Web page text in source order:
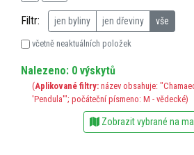
Filtr: jen byliny jen dřeviny vše
včetně neaktuálních položek
Nalezeno: 0 výskytů
(Aplikované filtry: název obsahuje:
'Pendula'"; počáteční písmeno: M - vědecké)
Zobrazit vybrané na